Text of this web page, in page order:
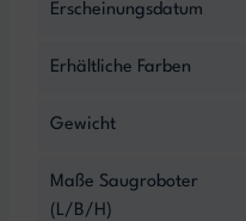
Erscheinungsdatum
Erhältliche Farben
Gewicht
Maße Saugroboter
(L/B/H)